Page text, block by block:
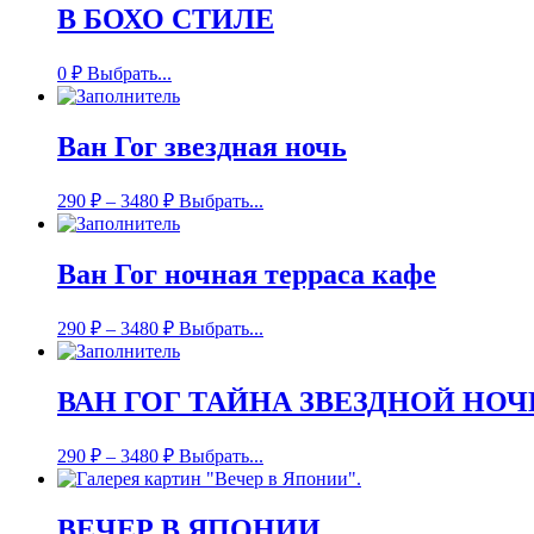
В БОХО СТИЛЕ
0 ₽ Выбрать...
Ван Гог звездная ночь
290 ₽ – 3480 ₽ Выбрать...
Ван Гог ночная терраса кафе
290 ₽ – 3480 ₽ Выбрать...
ВАН ГОГ ТАЙНА ЗВЕЗДНОЙ
290 ₽ – 3480 ₽ Выбрать...